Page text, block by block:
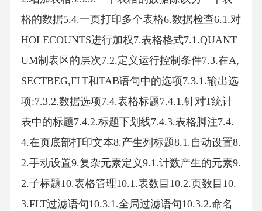
格的数据5.4.一页打印多个表格6.数据检查6.1.对
HOLECOUNTS进行加权7.表格格式7.1.QUANT
UM制表区的层次7.2.定义运行控制条件7.3.在A,
SECTBEG,FLT和TAB语句中的选项7.3.1.输出选
项:7.3.2.数据选项7.4.表格标题7.4.1.针对T统计
表中的标题7.4.2.标题下划线7.4.3.表格脚注7.4.
4.在页底部打印文本8.产生列标题8.1.自动设置8.
2.手动设置9.复杂元素定义9.1.计数产生的元素9.
2.子标题10.表格管理10.1.表数目10.2.页数目10.
3.FLT过滤语句10.3.1.全局过滤语句10.3.2.命名